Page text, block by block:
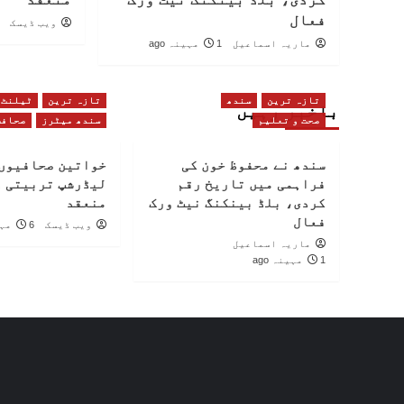
فعال
ماریہ اسماعیل 1 مہینہ ago
ویب ڈیسک
باخبر رہیں
تازہ ترین
سندھ
صحت و تعلیم
سندھ نے محفوظ خون کی
فراہمی میں تاریخ رقم
کردی، بلڈ بینکنگ نیٹ ورک
فعال
ماریہ اسماعیل
1 مہینہ ago
تازہ ترین ٹیلنٹ
سندھ میٹرز
خواتین
لیڈرشپ تربیتی
منعقد
ویب ڈیسک 6 مہینے ago